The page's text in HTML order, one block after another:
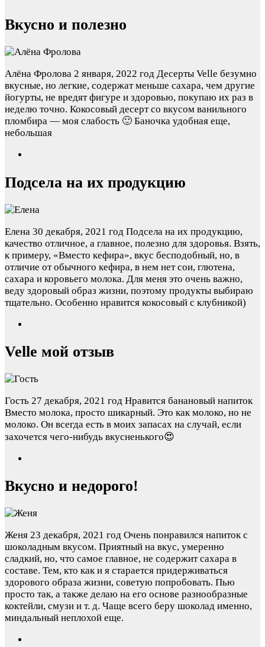
Вкусно и полезно
Алёна Фролова 2 января, 2022 год Десерты Velle безумно
вкусные, но легкие, содержат меньше сахара, чем другие
йогурты, не вредят фигуре и здоровью, покупаю их раз в
неделю точно. Кокосовый десерт со вкусом ванильного
пломбира — моя слабость 🙂 Баночка удобная еще,
небольшая
Подсела на их продукцию
Елена 30 декабря, 2021 год Подсела на их продукцию,
качество отличное, а главное, полезно для здоровья. Взять,
к примеру, «Вместо кефира», вкус бесподобный, но, в
отличие от обычного кефира, в нем нет сои, глютена,
сахара и коровьего молока. Для меня это очень важно,
веду здоровый образ жизни, поэтому продукты выбираю
тщательно. Особенно нравится кокосовый с клубникой)
Velle мой отзыв
Гость 27 декабря, 2021 год Нравится банановый напиток
Вместо молока, просто шикарный. Это как молоко, но не
молоко. Он всегда есть в моих запасах на случай, если
захочется чего-нибудь вкусненького😍
Вкусно и недорого!
Женя 23 декабря, 2021 год Очень понравился напиток с
шоколадным вкусом. Приятный на вкус, умеренно
сладкий, но, что самое главное, не содержит сахара в
составе. Тем, кто как и я старается придерживаться
здорового образа жизни, советую попробовать. Пью
просто так, а также делаю на его основе разнообразные
коктейли, смузи и т. д. Чаще всего беру шоколад именно,
миндальный неплохой еще.